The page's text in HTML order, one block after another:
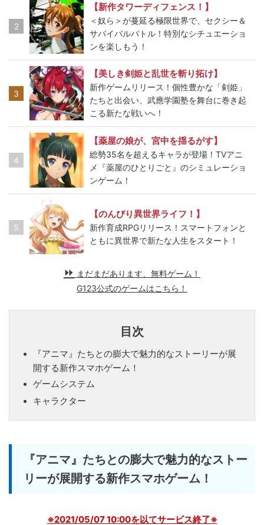
2
【新作タワーディフェンス！】
＜奴ら＞が蔓延る極限世界で、セクシー＆
サバイバルバトル！特別なシチュエーショ
ンを楽しもう！
3
【美しき剣姫と乱世を斬り拓け】
新作ゲームリリース！個性豊かな「剣姫」
たちと出会い、武應学園塾を舞台に巻き起
こる新たな戦いへ！
4
【薬屋の娘が、宮中を揺るがす】
総勢35名を超えるキャラが登場！TVアニ
メ『薬屋のひとりごと』のシミュレーショ
ンゲーム！
5
【のんびり異世界ライフ！】
新作育成RPGリリース！スマートフォンと
ともに異世界で新たな人生をスタート！
まだまだあります、無料ゲーム！
G123公式のゲームはこちら！
目次
『アニマ』たちとの膨大で魅力的なストーリーが展
開する新作スマホゲーム！
ゲームシステム
キャラクター
『アニマ』たちとの膨大で魅力的なストー
リーが展開する新作スマホゲーム！
※2021/05/07 10:00を以てサービス終了※